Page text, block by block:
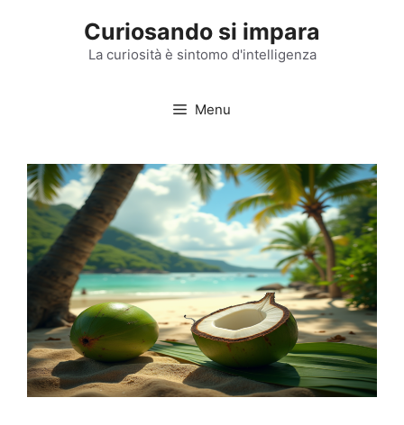
Curiosando si impara
La curiosità è sintomo d'intelligenza
Menu